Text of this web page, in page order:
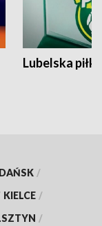
Lubelska piłka
/
KIELCE /
/